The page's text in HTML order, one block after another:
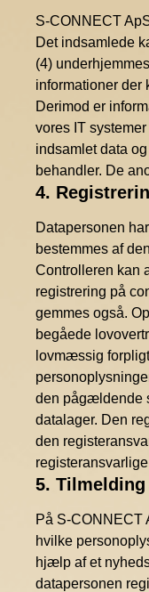
S-CONNECT
Det indsamlede
(4)
informationer der
Derimod er
vores IT
indsamlet data
behandler. De
4.
Datapersonen
bestemmes af
Controlleren kan
registrering på
gemmes også.
begåede
lovmæssig
den pågældende
datalager. Den
den
5.
På S-CONNECT
hvilke
hjælp af et
datapersonen